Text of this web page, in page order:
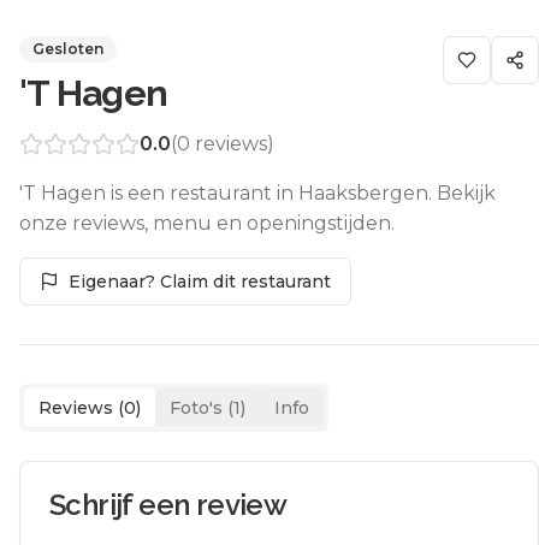
Gesloten
'T Hagen
0.0(0 reviews)
'T Hagen is een restaurant in Haaksbergen. Bekijk
onze reviews, menu en openingstijden.
Eigenaar? Claim dit restaurant
Reviews (0) Foto's (1) Info
Schrijf een review